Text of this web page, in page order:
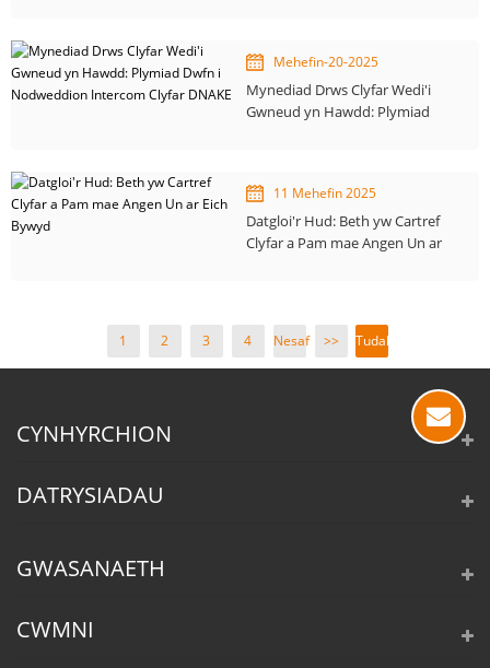
Mehefin-20-2025
Mynediad Drws Clyfar Wedi'i
Gwneud yn Hawdd: Plymiad
11 Mehefin 2025
Datgloi'r Hud: Beth yw Cartref
Clyfar a Pam mae Angen Un ar
1 2 3 4
Nesaf
>
>>
Tudalen
1 / 4
CYNHYRCHION
DATRYSIADAU
GWASANAETH
CWMNI